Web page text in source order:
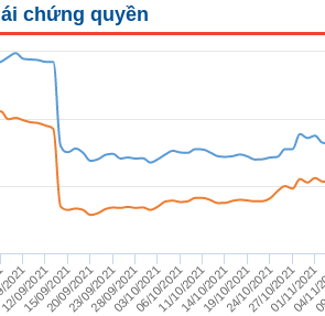
chứng quyền
09/2021
15/09/2021
20/09/2021
23/09/2021
28/09/2021
03/10/2021
06/10/2021
11/10/2021
14/10/2021
19/10/2021
24/10/2021
27/10/2021
01/11/2021
04/
VẬT LIỆU
KHÔNG THIẾT YẾU
THIẾT YẾU
SỨC KHỎE
THÔNG TIN